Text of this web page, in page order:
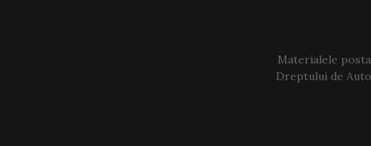
Materialele
Dreptului de